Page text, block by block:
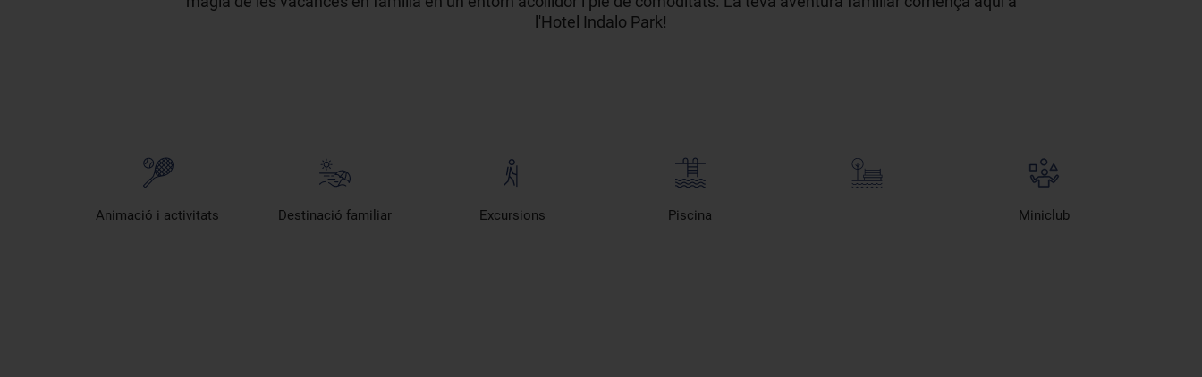
l'Hotel Indalo Park!
Animació i activitats Destinació familiar Excursions Piscina Miniclub